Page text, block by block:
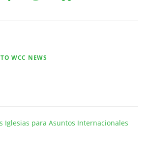
WCC NEWS
Iglesias para Asuntos Internacionales